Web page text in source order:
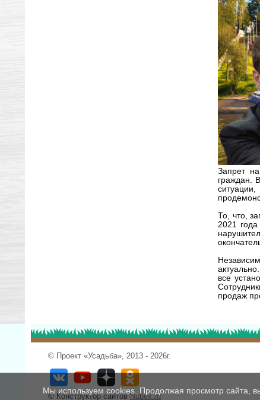
Запрет
граждан.
То, что,
2021
все
продаж
© Проект «Усадьба», 2013 - 2026г.
© Конструктор сайтов Nubex.ru
Мы используем cookies. Продолжая просмотр сайта,